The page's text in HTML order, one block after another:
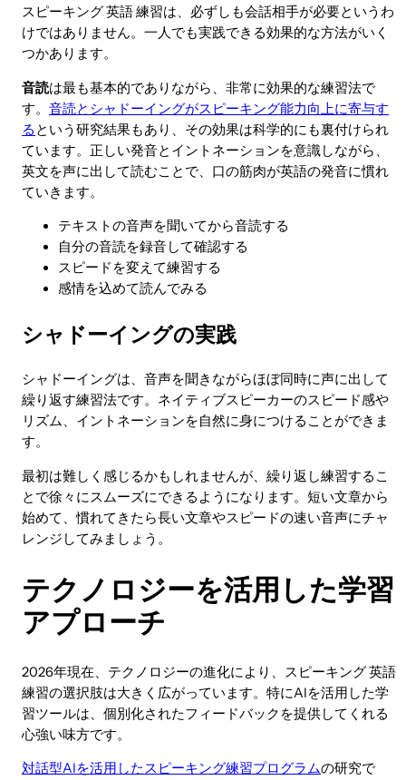
スピーキング 英語 練習は、必ずしも会話相手が必要というわ
けではありません。一人でも実践できる効果的な方法がいく
つかあります。
音読は最も基本的でありながら、非常に効果的な練習法で
す。 音読とシャドーイングがスピーキング能力向上に寄与す
る という研究結果もあり、その効果は科学的にも裏付けられ
ています。正しい発音とイントネーションを意識しながら、
英文を声に出して読むことで、口の筋肉が英語の発音に慣れ
ていきます。
テキストの音声を聞いてから音読する
自分の音読を録音して確認する
スピードを変えて練習する
感情を込めて読んでみる
シャドーイングの実践
シャドーイングは、音声を聞きながらほぼ同時に声に出して
繰り返す練習法です。ネイティブスピーカーのスピード感や
リズム、イントネーションを自然に身につけることができま
す。
最初は難しく感じるかもしれませんが、繰り返し練習するこ
とで徐々にスムーズにできるようになります。短い文章から
始めて、慣れてきたら長い文章やスピードの速い音声にチャ
レンジしてみましょう。
テクノロジーを活用した学習
アプローチ
2026年現在、テクノロジーの進化により、スピーキング 英語
練習の選択肢は大きく広がっています。特にAIを活用した学
習ツールは、個別化されたフィードバックを提供してくれる
心強い味方です。
対話型AIを活用したスピーキング練習プログラムの研究で